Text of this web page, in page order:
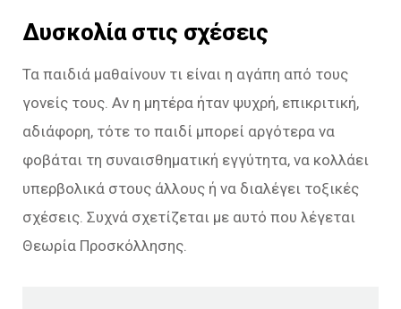
Δυσκολία στις σχέσεις
Τα παιδιά μαθαίνουν τι είναι η αγάπη από τους
γονείς τους. Αν η μητέρα ήταν ψυχρή, επικριτική,
αδιάφορη, τότε το παιδί μπορεί αργότερα να
φοβάται τη συναισθηματική εγγύτητα, να κολλάει
υπερβολικά στους άλλους ή να διαλέγει τοξικές
σχέσεις. Συχνά σχετίζεται με αυτό που λέγεται
Θεωρία Προσκόλλησης.